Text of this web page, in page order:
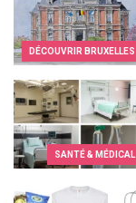
DÉCOUVRIR BRUXELLES
SANTÉ & MÉDICAL
Wat is de beste
Relaties